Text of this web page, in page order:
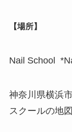
【場所】
Nail School
神奈川県横浜
スクールの地図